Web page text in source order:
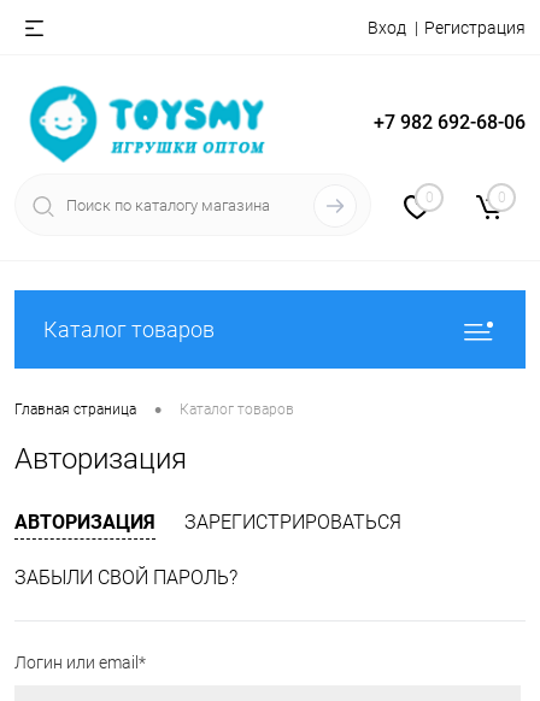
Вход Регистрация
+7 982 692-68-06
0 0
Каталог товаров
Главная страница • Каталог товаров
Авторизация
АВТОРИЗАЦИЯ ЗАРЕГИСТРИРОВАТЬСЯ
ЗАБЫЛИ СВОЙ ПАРОЛЬ?
Логин или email*